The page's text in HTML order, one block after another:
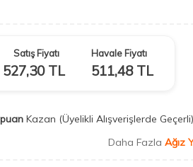
Satış Fiyatı
527,30TL
Havale Fiyatı
511,48TL
Kazan (Üyelikli Alışverişlerde Geçerli)
Daha Fazla Ağız